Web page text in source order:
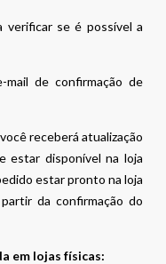
verificar se é possível a
de confirmação de
receberá atualização
estar disponível na loja
estar pronto na loja
da confirmação do
em lojas físicas: